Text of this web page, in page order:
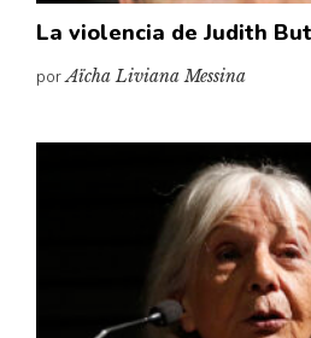
La violencia de Judith
porAïcha Liviana Messina